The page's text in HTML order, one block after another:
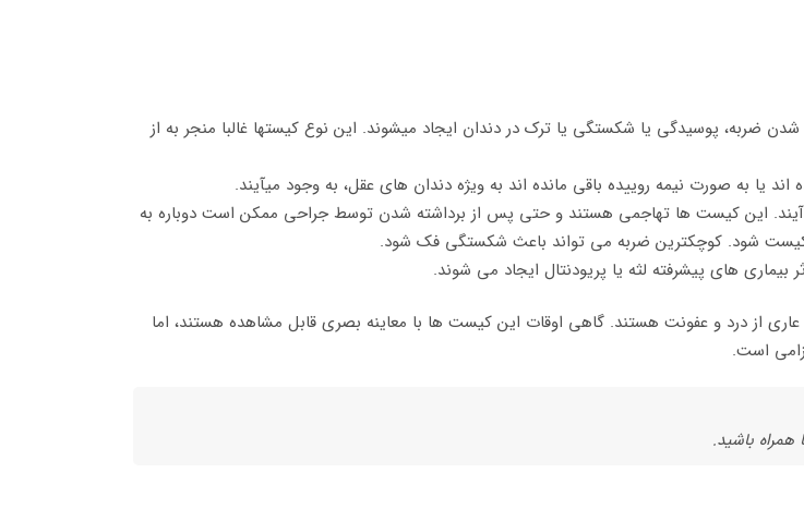
شدن ضربه، پوسیدگی یا شکستگی یا ترک در دندان ایجاد می­شوند. این نوع کیست­ها غالبا منجر به از
یا به صورت نیمه روییده باقی مانده اند به ویژه دندان های عقل، به وجود می­آیند.
آیند. این کیست ها تهاجمی هستند و حتی پس از برداشته شدن توسط جراحی ممکن است دوباره به
شود. کوچکترین ضربه می تواند باعث شکستگی فک شود.
های پیشرفته لثه یا پریودنتال ایجاد می شوند.
از درد و عفونت هستند. گاهی اوقات این کیست ها با معاینه بصری قابل مشاهده هستند، اما
است.
باشید.